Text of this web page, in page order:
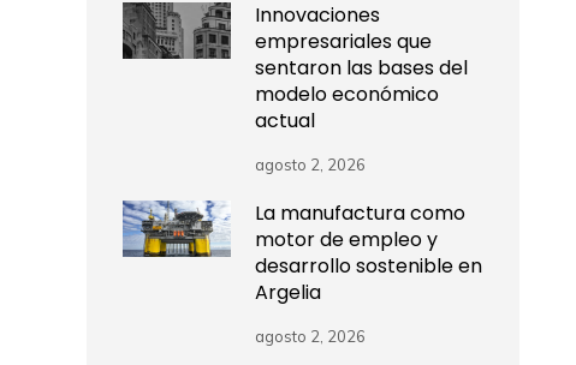
Innovaciones
empresariales que
sentaron las bases del
modelo económico
actual
agosto 2, 2026
La manufactura como
motor de empleo y
desarrollo sostenible en
Argelia
agosto 2, 2026